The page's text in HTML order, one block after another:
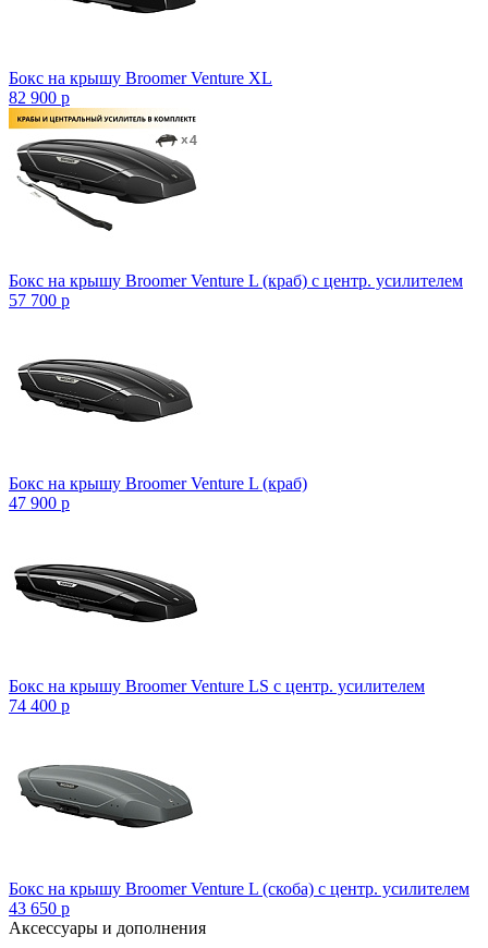
Бокс на крышу Broomer Venture XL
82 900 p
Бокс на крышу Broomer Venture L (краб) с центр. усилителем
57 700 p
Бокс на крышу Broomer Venture L (краб)
47 900 p
Бокс на крышу Broomer Venture LS с центр. усилителем
74 400 p
Бокс на крышу Broomer Venture L (скоба) с центр. усилителем
43 650 p
Аксессуары и дополнения